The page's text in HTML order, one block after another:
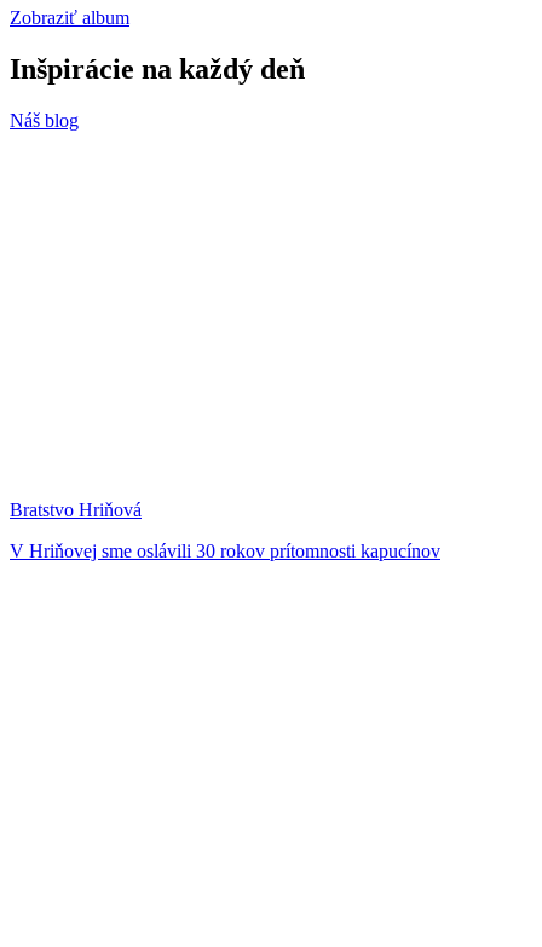
Zobraziť album
Inšpirácie na každý deň
Náš blog
Bratstvo Hriňová
V Hriňovej sme oslávili 30 rokov prítomnosti kapucínov